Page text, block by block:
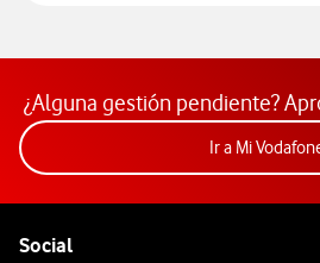
¿Alguna gestión pendiente?
Ir a Mi
Social